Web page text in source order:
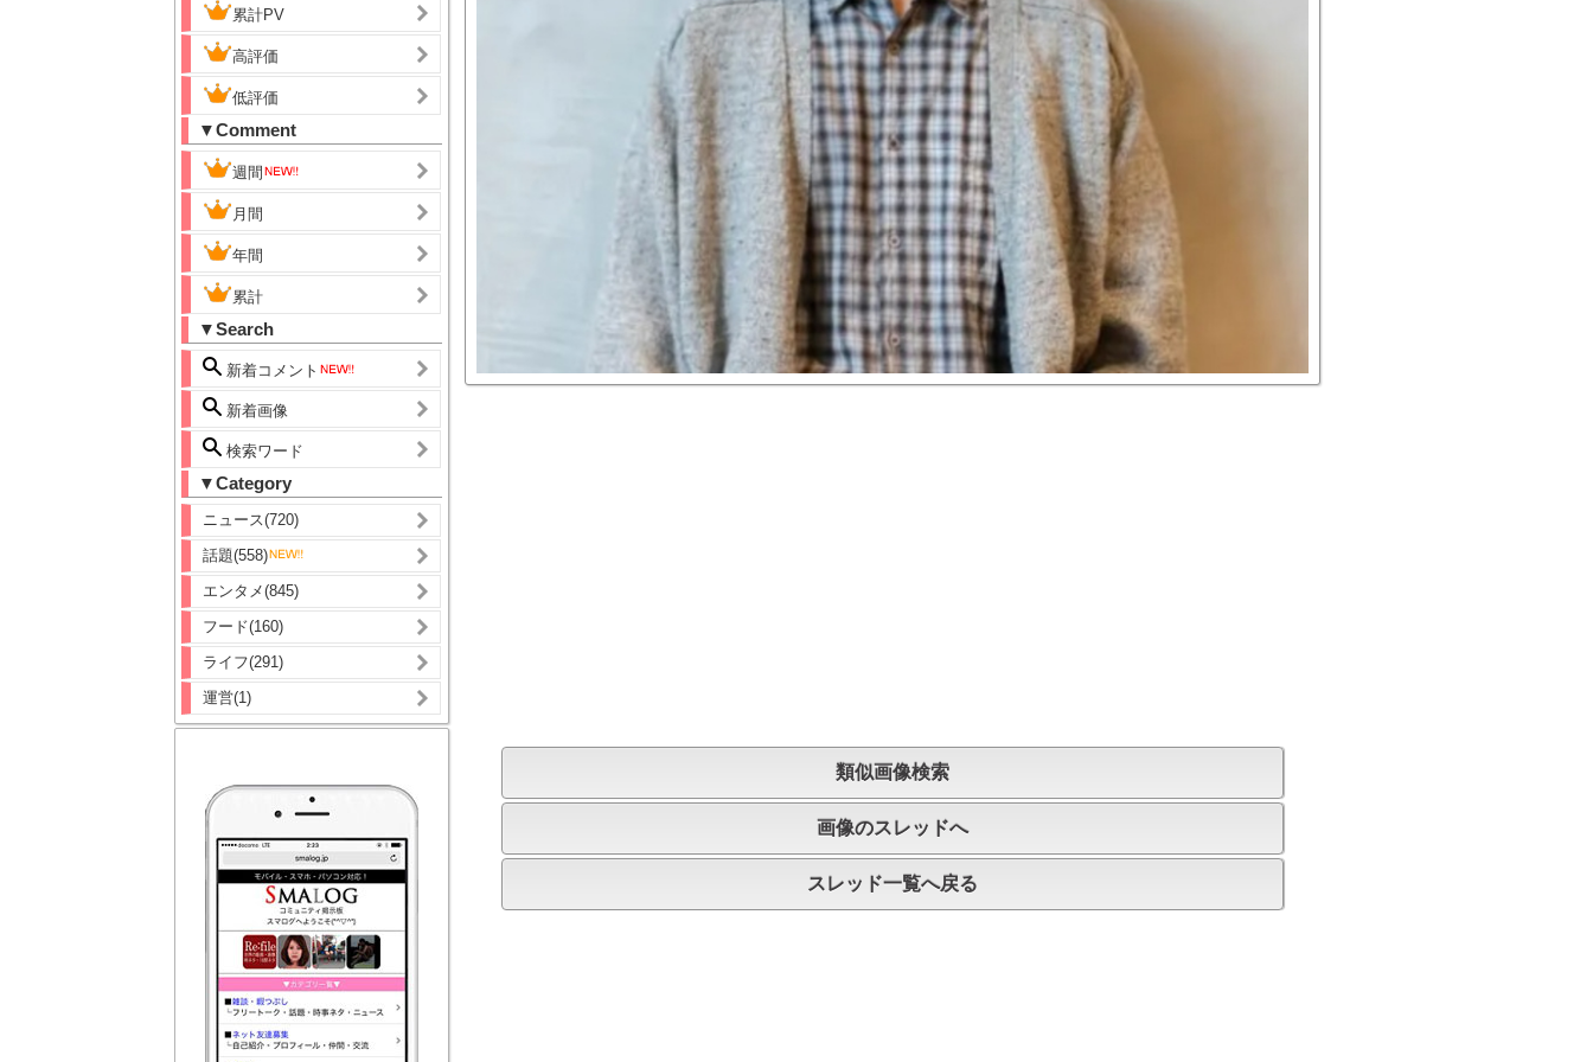
累計PV
高評価
低評価
▼Comment
週間
月間
年間
累計
▼Search
新着コメント
新着画像
検索ワード
▼Category
ニュース(720)
話題(558)
エンタメ(845)
フード(160)
ライフ(291)
運営(1)
類似画像検索
画像のスレッドへ
スレッド一覧へ戻る